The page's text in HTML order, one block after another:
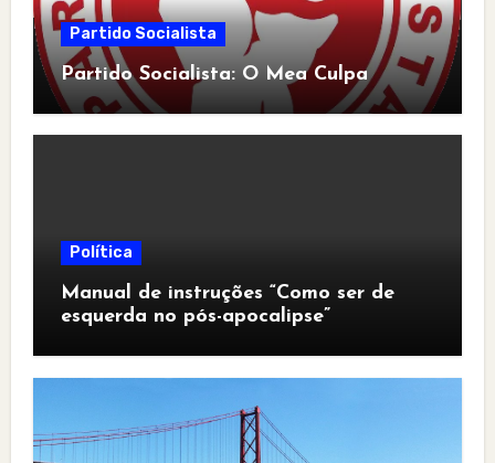
Partido Socialista
Partido Socialista: O Mea Culpa
Política
Manual de instruções “Como ser de
esquerda no pós-apocalipse”